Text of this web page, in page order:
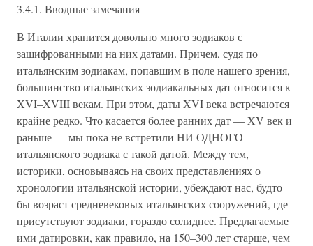
3.4.1. Вводные замечания
В Италии хранится довольно много зодиаков с
зашифрованными на них датами. Причем, судя по
итальянским зодиакам, попавшим в поле нашего зрения,
большинство итальянских зодиакальных дат относится к
XVI–XVIII векам. При этом, даты XVI века встречаются
крайне редко. Что касается более ранних дат — XV век и
раньше — мы пока не встретили НИ ОДНОГО
итальянского зодиака с такой датой. Между тем,
историки, основываясь на своих представлениях о
хронологии итальянской истории, убеждают нас, будто
бы возраст средневековых итальянских сооружений, где
присутствуют зодиаки, гораздо солиднее. Предлагаемые
ими датировки, как правило, на 150–300 лет старше, чем